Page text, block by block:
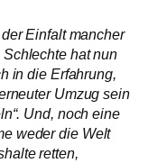
Einfalt mancher
hat nun
in die Erfahrung,
Umzug sein
Und, noch eine
weder die Welt
retten,